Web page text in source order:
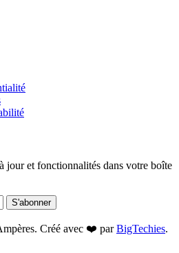
jour et fonctionnalités dans votre boîte
S'abonner
Créé avec ❤️ parBigTechies.